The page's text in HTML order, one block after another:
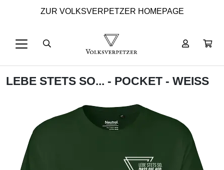
ZUR VOLKSVERPETZER HOMEPAGE
LEBE STETS SO... - POCKET - WEISS